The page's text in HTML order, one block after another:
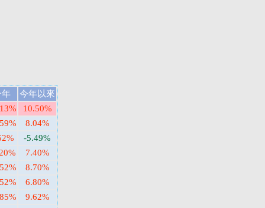
年
今年以來
10.50%
8.04%
-5.49%
7.40%
8.70%
6.80%
9.62%